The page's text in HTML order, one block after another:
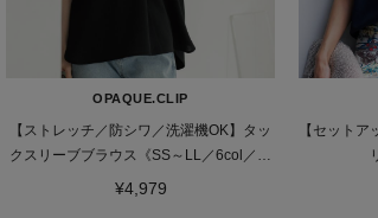
OPAQUE.CLIP
【ストレッチ／防シワ／洗濯機OK】タッ
クスリーブブラウス《SS～LL／6col／セ
ットアップ可》
¥4,979
【セット